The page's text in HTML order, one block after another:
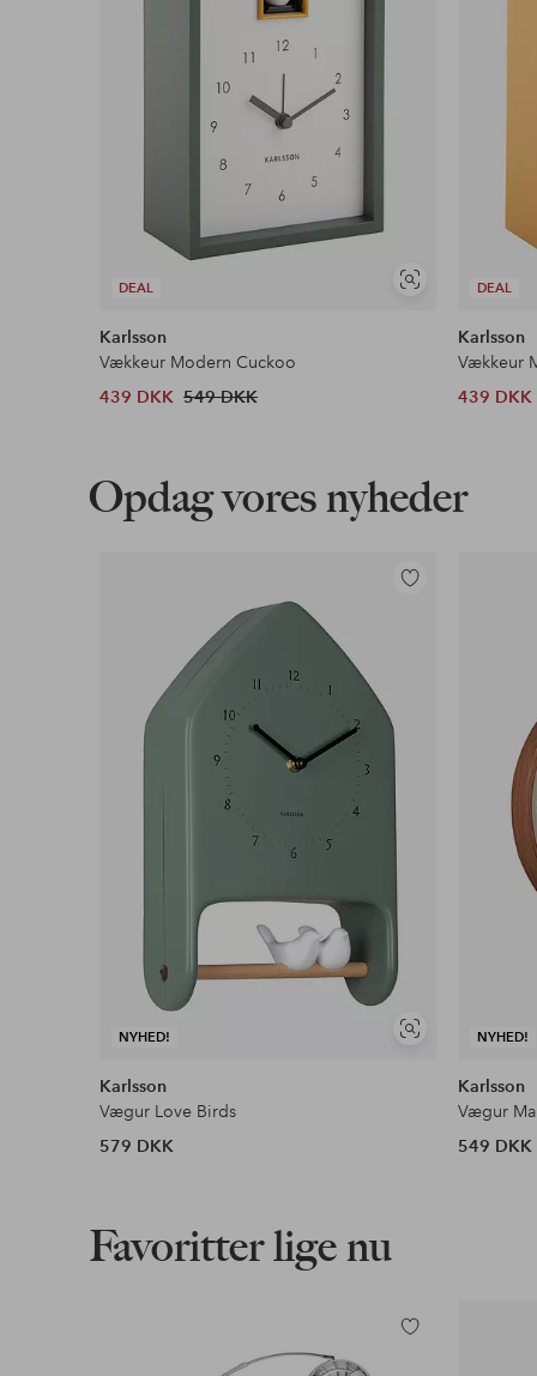
DEAL
Se
Karlsson
Vækkeur Modern Cuckoo
439 DKK 549 DKK
DEAL
Karlsson
Vækkeur
439 DKK
Opdag vores nyheder
NYHED!
Se
Tilføj
Karlsson
Vægur Love Birds
579 DKK
NYHED!
Karlsson
Vægur
549 DKK
Favoritter lige nu
Tilføj